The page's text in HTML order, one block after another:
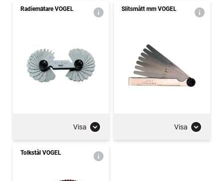
Radiemätare VOGEL
Visa
Slitsmått mm VOGEL
Visa
Tolkstål VOGEL